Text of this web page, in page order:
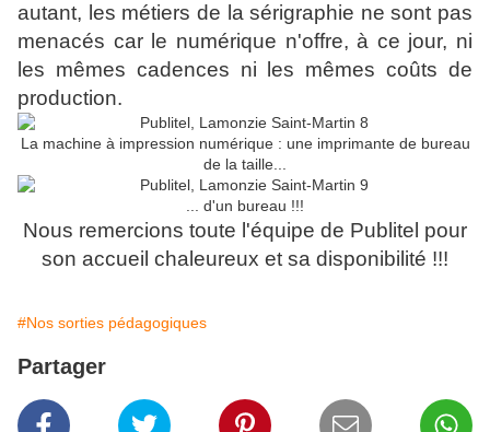
autant, les métiers de la sérigraphie ne sont pas
menacés car le numérique n'offre, à ce jour, ni
les mêmes cadences ni les mêmes coûts de
production.
La machine à impression numérique : une imprimante de bureau
de la taille...
... d'un bureau !!!
Nous remercions toute l'équipe de Publitel pour
son accueil chaleureux et sa disponibilité !!!
#Nos sorties pédagogiques
Partager